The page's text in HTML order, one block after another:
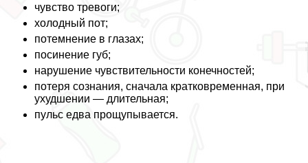
чувство тревоги;
холодный пот;
потемнение в глазах;
посинение губ;
нарушение чувствительности конечностей;
потеря сознания, сначала кратковременная, при
ухудшении — длительная;
пульс едва прощупывается.